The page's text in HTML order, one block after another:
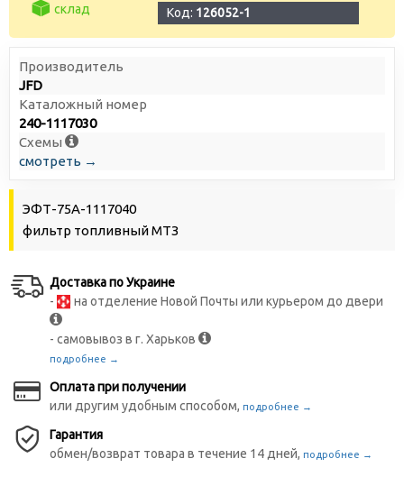
склад
Код: 126052-1
Производитель
JFD
Каталожный номер
240-1117030
Схемы
смотреть →
ЭФТ-75А-1117040
фильтр топливный МТЗ
Доставка по Украине
-
на отделение Новой Почты или курьером до двери
- самовывоз в г. Харьков
подробнее →
Оплата при получении
или другим удобным способом, подробнее →
Гарантия
обмен/возврат товара в течение 14 дней, подробнее →